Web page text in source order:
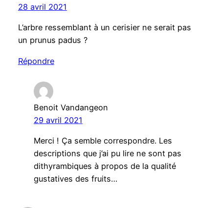
28 avril 2021
L’arbre ressemblant à un cerisier ne serait pas
un prunus padus ?
Répondre
Benoit Vandangeon
29 avril 2021
Merci ! Ça semble correspondre. Les
descriptions que j’ai pu lire ne sont pas
dithyrambiques à propos de la qualité
gustatives des fruits…